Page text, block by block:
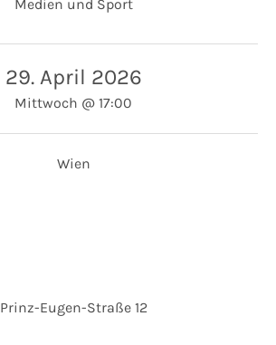
Medien und Sport
29. April 2026
Mittwoch @ 17:00
Wien
Prinz-Eugen-Straße 12